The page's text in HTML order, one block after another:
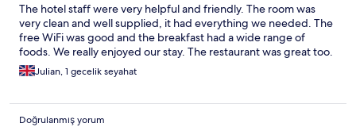
The hotel staff were very helpful and friendly. The room was
very clean and well supplied, it had everything we needed. The
free WiFi was good and the breakfast had a wide range of
foods. We really enjoyed our stay. The restaurant was great too.
Julian, 1 gecelik seyahat
Doğrulanmış yorum